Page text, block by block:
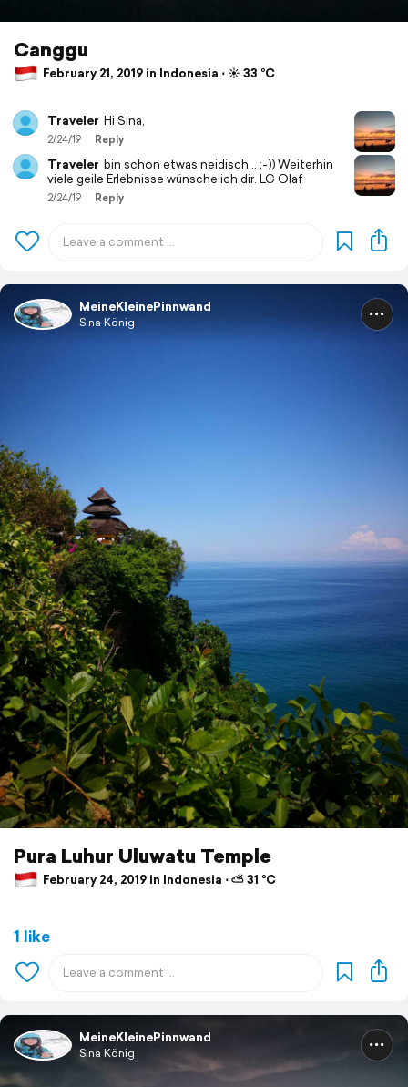
Canggu
February 21, 2019 in Indonesia ⋅ ☀️ 33 °C
Traveler Hi Sina,
2/24/19 Reply
Traveler bin schon etwas neidisch... ;-)) Weiterhin
viele geile Erlebnisse wünsche ich dir. LG Olaf
2/24/19 Reply
MeineKleinePinnwand
Sina König
Pura Luhur Uluwatu Temple
February 24, 2019 in Indonesia ⋅ ⛅ 31 °C
1 like
MeineKleinePinnwand
Sina König